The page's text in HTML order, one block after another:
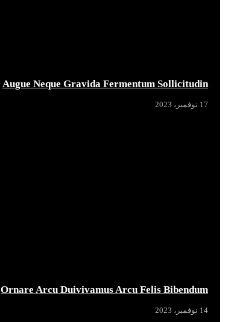
Augue Neque Gravida Fermentum Sollicitudin
17 نوفمبر، 2023
Ornare Arcu Duivivamus Arcu Felis Bibendum
14 نوفمبر، 2023